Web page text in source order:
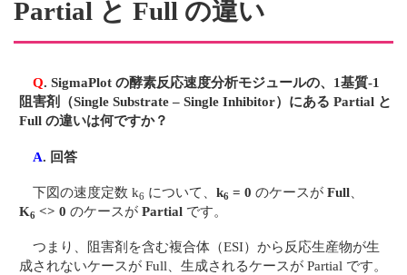
Partial と Full の違い
Q. SigmaPlot の酵素反応速度分析モジュールの、1基質-1
阻害剤（Single Substrate – Single Inhibitor）にある Partial と
Full の違いは何ですか？
A. 回答
下図の速度定数 k6 について、k6 = 0 のケースがFull
K6 <> 0 のケースがPartial です。
つまり、阻害剤を含む複合体（ESI）から反応生産物が生
成されないケースが Full、生成されるケースが Partial です。